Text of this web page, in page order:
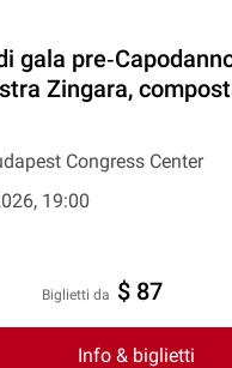
gala
Zingara,
Congress Center
19:00
Biglietti da $ 87
Info & biglietti